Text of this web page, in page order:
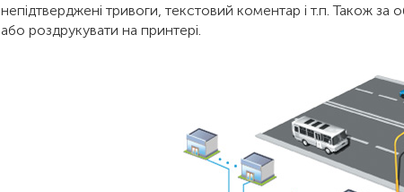
непідтверджені тривоги, текстовий коментар і т.п. Також
або роздрукувати на принтері.